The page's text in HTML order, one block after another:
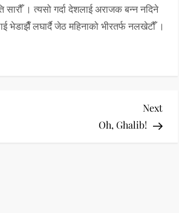
। त्यसो गर्दा देशलाई अराजक बन्न नदिने
भेडाझैँ लघार्दै जेठ महिनाको भीरतर्फ नलखेटौँ ।
Next
Post
Next
Oh, Ghalib!